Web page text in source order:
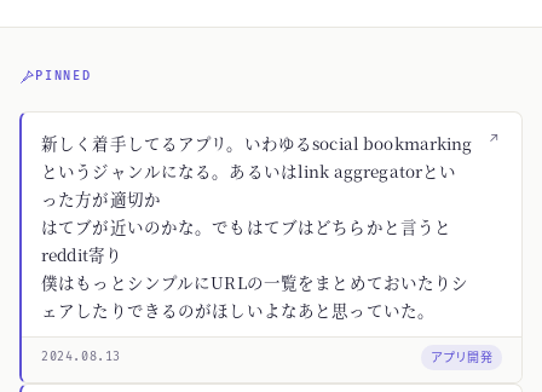
PINNED
↗
新しく着手してるアプリ。いわゆるsocial bookmarking
というジャンルになる。あるいはlink aggregatorとい
った方が適切か
はてブが近いのかな。でもはてブはどちらかと言うと
reddit寄り
僕はもっとシンプルにURLの一覧をまとめておいたりシ
ェアしたりできるのがほしいよなあと思っていた。
2024.08.13 アプリ開発